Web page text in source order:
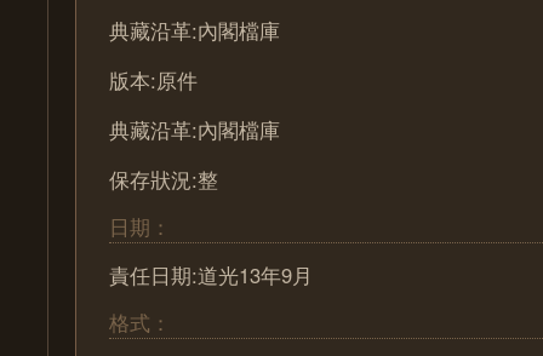
典藏沿革:內閣檔庫
版本:原件
典藏沿革:內閣檔庫
保存狀況:整
日期：
責任日期:道光13年9月
格式：